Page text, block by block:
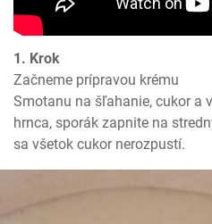
1. Krok
Začneme prípravou krému
Smotanu na šľahanie, cukor a
hrnca, sporák zapnite na
sa všetok cukor nerozpustí.